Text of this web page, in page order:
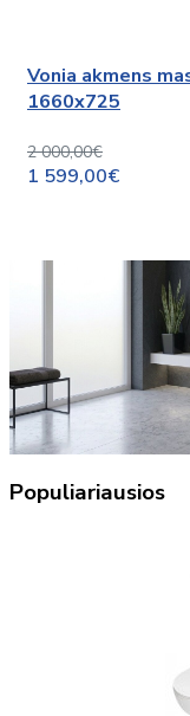
Vonia akmens
1660x725
2 000,00€
1 599,00€
Populiariausios